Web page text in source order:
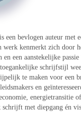
een bevlogen auteur met
kenmerkt zich door
een aanstekelijke
schrijfstijl
te maken voor een
en
energietransitie
met diepgang én